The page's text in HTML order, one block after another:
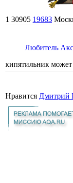
1 30905 19683
Любитель
кипятильник
Нравится Дмитрий